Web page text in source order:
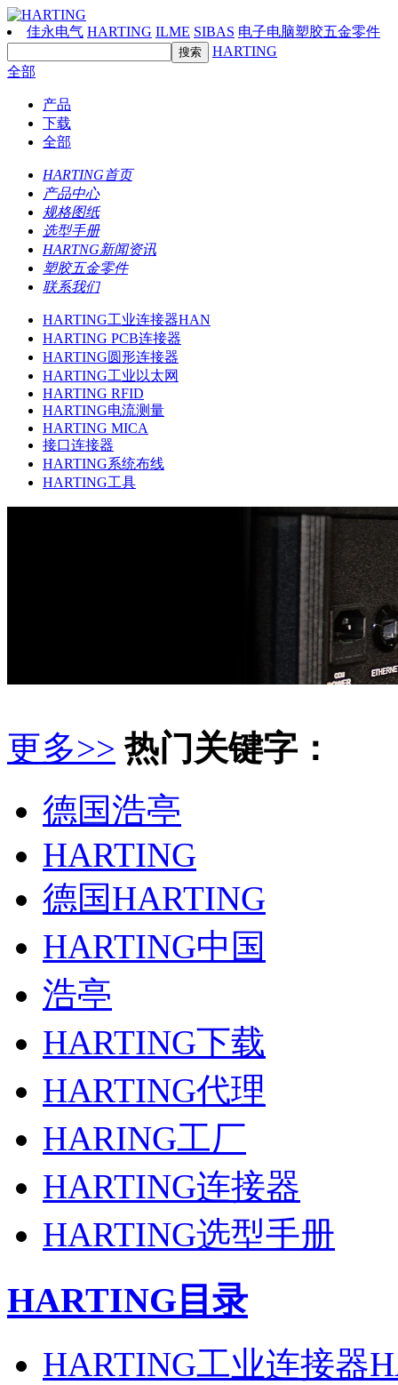
佳永电气 HARTING ILME SIBAS 电子电脑塑胶五金零件
HARTING
全部
产品
下载
全部
HARTING首页
产品中心
规格图纸
选型手册
HARTNG新闻资讯
塑胶五金零件
联系我们
HARTING工业连接器HAN
HARTING PCB连接器
HARTING圆形连接器
HARTING工业以太网
HARTING RFID
HARTING电流测量
HARTING MICA
接口连接器
HARTING系统布线
HARTING工具
更多>> 热门关键字：
德国浩亭
HARTING
德国HARTING
HARTING中国
浩亭
HARTING下载
HARTING代理
HARING工厂
HARTING连接器
HARTING选型手册
HARTING目录
HARTING工业连接器